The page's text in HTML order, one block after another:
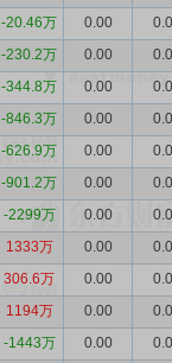
-20.46万 0.00
-230.2万 0.00
-344.8万 0.00
-846.3万 0.00
-626.9万 0.00
-901.2万 0.00
-2299万 0.00
1333万 0.00
306.6万 0.00
1194万 0.00
-1443万 0.00